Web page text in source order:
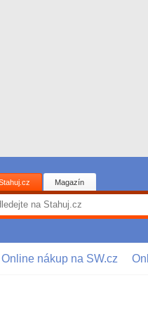
Magazín
Online nákup na SW.cz